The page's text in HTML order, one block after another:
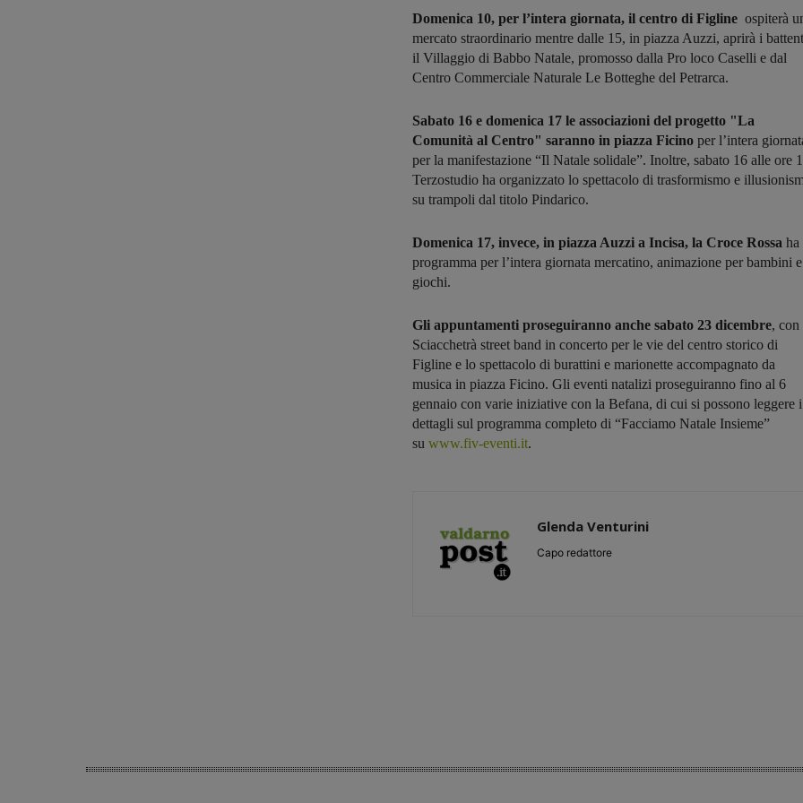
Domenica 10, per l’intera giornata, il centro di Figline ospiterà
mercato straordinario mentre dalle 15, in piazza Auzzi, aprirà i
il Villaggio di Babbo Natale, promosso dalla Pro loco Caselli e dal
Centro Commerciale Naturale Le Botteghe del Petrarca.
Sabato 16 e domenica 17 le associazioni del progetto "La
Comunità al Centro" saranno in piazza Ficino per l’intera
per la manifestazione “Il Natale solidale”. Inoltre, sabato 16 alle ore
Terzostudio ha organizzato lo spettacolo di trasformismo e
su trampoli dal titolo Pindarico.
Domenica 17, invece, in piazza Auzzi a Incisa, la Croce Rossa ha
programma per l’intera giornata mercatino, animazione per bambini e
giochi.
Gli appuntamenti proseguiranno anche sabato 23 dicembre, con
Sciacchetrà street band in concerto per le vie del centro storico di
Figline e lo spettacolo di burattini e marionette accompagnato da
musica in piazza Ficino. Gli eventi natalizi proseguiranno fino al 6
gennaio con varie iniziative con la Befana, di cui si possono leggere i
dettagli sul programma completo di “Facciamo Natale Insieme”
su www.fiv-eventi.it.
Glenda Venturini
Capo redattore